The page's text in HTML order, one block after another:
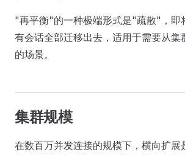
"再平衡"的一种极端形式是"疏散"，即
有会话全部迁移出去，适用于需要从集
的场景。
集群规模
在数百万并发连接的规模下，横向扩展